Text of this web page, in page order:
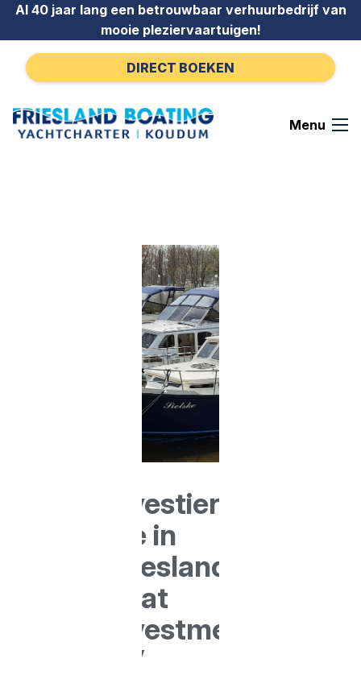
Ga naar de inhoud
Al 40 jaar lang een betrouwbaar verhuurbedrijf van
mooie pleziervaartuigen!
DIRECT BOEKEN
Menu
Investieren
Sie in
Friesland
Boat
Investment
BV